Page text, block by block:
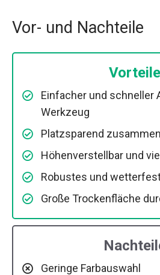
Vor- und Nachteile
Vorteile
Einfacher und schneller
Werkzeug
Platzsparend
Höhenverstellbar und
Robustes und
Große Trockenfläche
Geringe Farbauswahl